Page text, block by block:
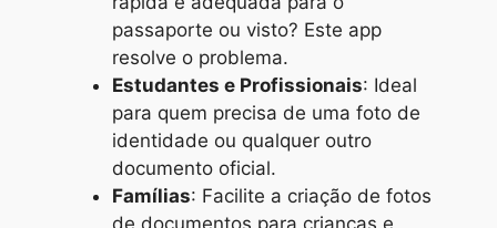
passaporte ou visto? Este app
resolve o problema.
Estudantes e Profissionais: Ideal
para quem precisa de uma foto de
identidade ou qualquer outro
documento oficial.
Famílias: Facilite a criação de fotos